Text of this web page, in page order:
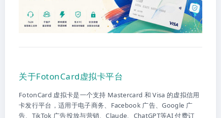
关于FotonCard虚拟卡平台
FotonCard 虚拟卡是一个支持 Mastercard 和 Visa 的虚拟信用
卡发行平台，适用于电子商务、Facebook 广告、Google 广
告、TikTok 广告投放与营销、Claude、ChatGPT等AI 付费订